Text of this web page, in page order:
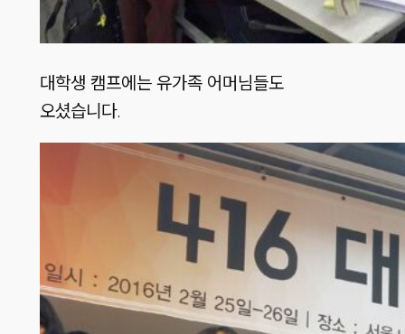
대학생 캠프에는 유가족 어머님들도
오셨습니다.